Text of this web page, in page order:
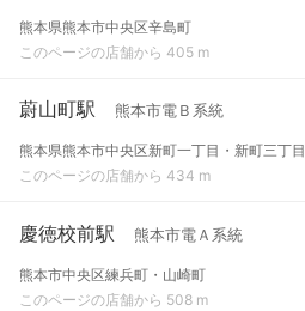
熊本県熊本市中央区辛島町
このページの店舗から 405 m
蔚山町駅 熊本市電Ｂ系統
熊本県熊本市中央区新町一丁目・新町三丁目
このページの店舗から 434 m
慶徳校前駅 熊本市電Ａ系統
熊本市中央区練兵町・山崎町
このページの店舗から 508 m